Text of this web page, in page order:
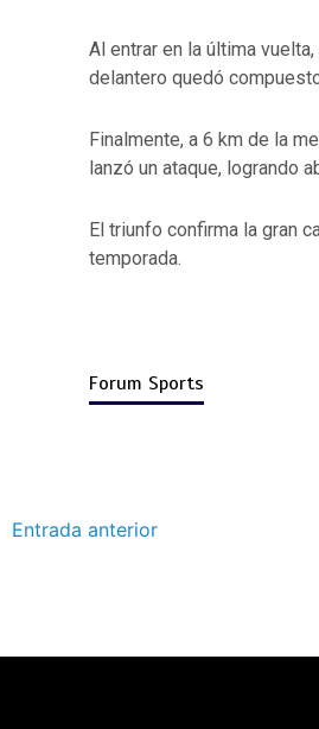
Al entrar en la última
delantero quedó
Finalmente, a 6 km de la
lanzó un ataque, logrando
El triunfo confirma la gran
temporada.
Forum Sports
Entrada anterior